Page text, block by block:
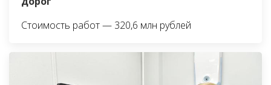
Стоимость работ — 320,6 млн рублей